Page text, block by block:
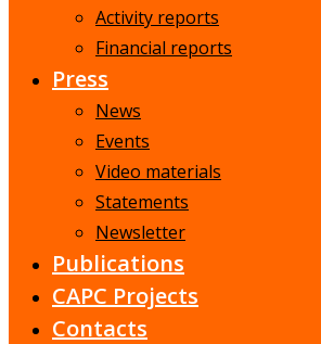
Activity reports
Financial reports
Press
News
Events
Video materials
Statements
Newsletter
Publications
CAPC Projects
Contacts